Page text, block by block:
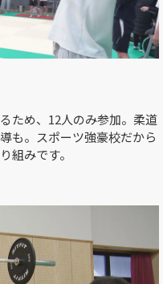
ため、 12人のみ参加。柔道
も。スポーツ強豪校だから
組みです。